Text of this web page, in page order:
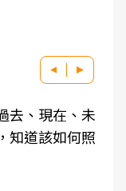
去、現在、未
知道該如何照